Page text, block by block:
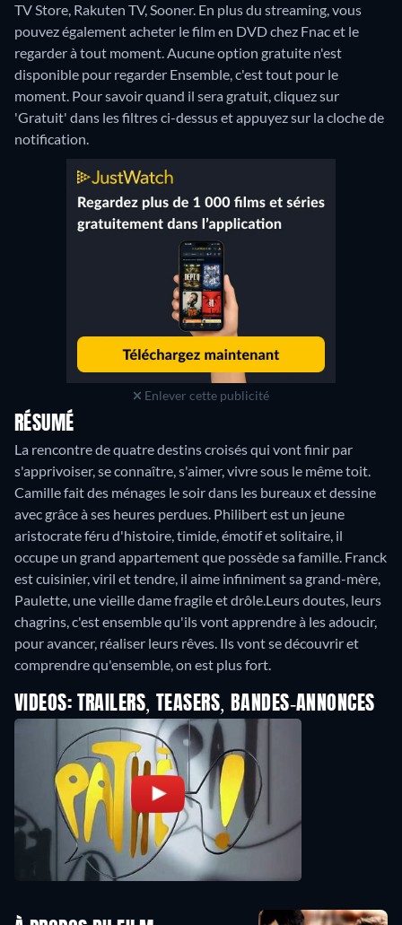
TV Store, Rakuten TV, Sooner. En plus du streaming, vous
pouvez également acheter le film en DVD chez Fnac et le
regarder à tout moment.Aucune option gratuite n'est
disponible pour regarder Ensemble, c'est tout pour le
moment. Pour savoir quand il sera gratuit, cliquez sur
'Gratuit' dans les filtres ci-dessus et appuyez sur la cloche de
notification.
Enlever cette publicité
RÉSUMÉ
La rencontre de quatre destins croisés qui vont finir par
s'apprivoiser, se connaître, s'aimer, vivre sous le même toit.
Camille fait des ménages le soir dans les bureaux et dessine
avec grâce à ses heures perdues. Philibert est un jeune
aristocrate féru d'histoire, timide, émotif et solitaire, il
occupe un grand appartement que possède sa famille. Franck
est cuisinier, viril et tendre, il aime infiniment sa grand-mère,
Paulette, une vieille dame fragile et drôle.Leurs doutes, leurs
chagrins, c'est ensemble qu'ils vont apprendre à les adoucir,
pour avancer, réaliser leurs rêves. Ils vont se découvrir et
comprendre qu'ensemble, on est plus fort.
VIDEOS: TRAILERS, TEASERS, BANDES-ANNONCES